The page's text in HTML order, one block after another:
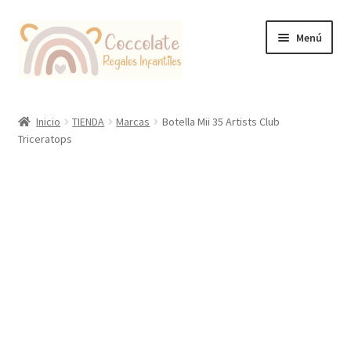
Ir
la
Ir
contenido
Menú
Coccolate Puericultura y Juguetería Educativa
Inicio TIENDA Marcas
Botella Mii 35 Artists Club
Triceratops